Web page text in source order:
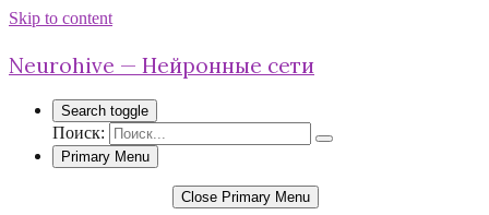
Skip to content
Neurohive — Нейронные сети
Search toggle
Поиск:
Primary Menu
Close Primary Menu